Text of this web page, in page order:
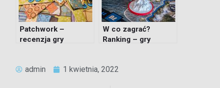
Patchwork –
recenzja gry
W co zagrać?
Ranking – gry
admin 1 kwietnia, 2022